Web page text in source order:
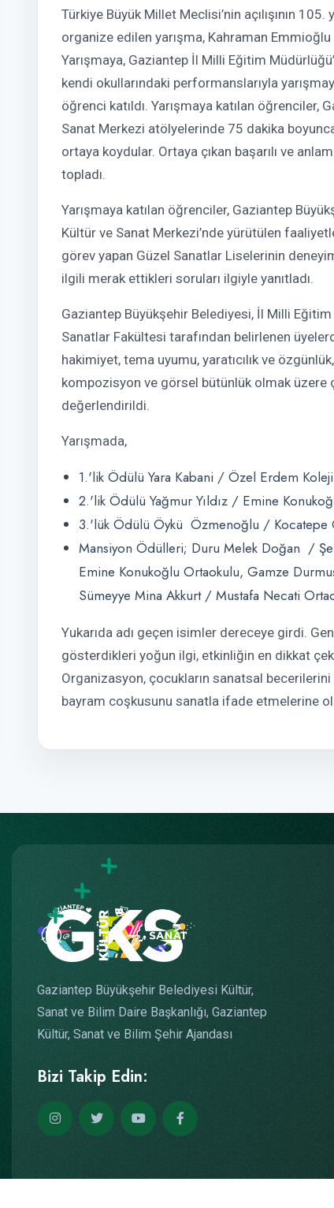
Türkiye Büyük Millet Meclisi’nin açılışının 105.
organize edilen yarışma, Kahraman Emmioğlu
Yarışmaya, Gaziantep İl Milli Eğitim
kendi okullarındaki performanslarıyla
öğrenci katıldı. Yarışmaya katılan öğrenciler,
Sanat Merkezi atölyelerinde 75 dakika
ortaya koydular. Ortaya çıkan başarılı ve
topladı.
Yarışmaya katılan öğrenciler, Gaziantep
Kültür ve Sanat Merkezi’nde yürütülen
görev yapan Güzel Sanatlar Liselerinin
ilgili merak ettikleri soruları ilgiyle yanıtladı.
Gaziantep Büyükşehir Belediyesi, İl Milli
Sanatlar Fakültesi tarafından belirlenen
hakimiyet, tema uyumu, yaratıcılık ve
kompozisyon ve görsel bütünlük olmak
değerlendirildi.
Yarışmada,
1.'lik Ödülü Yara Kabani / Özel Erdem
2.'lik Ödülü Yağmur Yıldız / Emine
3.'lük Ödülü Öykü Özmenoğlu / Kocatepe
Mansiyon Ödülleri; Duru Melek Doğan /
Emine Konukoğlu Ortaokulu, Gamze
Sümeyye Mina Akkurt / Mustafa Necati
Yukarıda adı geçen isimler dereceye girdi.
gösterdikleri yoğun ilgi, etkinliğin en dikkat
Organizasyon, çocukların sanatsal becerilerini
bayram coşkusunu sanatla ifade etmelerine
Gaziantep Büyükşehir Belediyesi Kültür,
Sanat ve Bilim Daire Başkanlığı, Gaziantep
Kültür, Sanat ve Bilim Şehir Ajandası
Bizi Takip Edin: